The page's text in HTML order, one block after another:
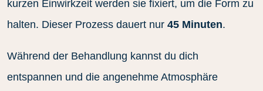
kurzen Einwirkzeit werden sie fixiert, um die Form zu
halten. Dieser Prozess dauert nur 45 Minuten.
Während der Behandlung kannst du dich
entspannen und die angenehme Atmosphäre